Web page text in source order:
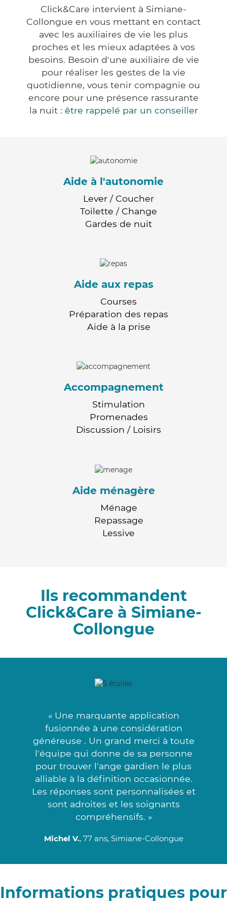
Click&Care intervient à Simiane-
Collongue en vous mettant en contact
avec les auxiliaires de vie les plus
proches et les mieux adaptées à vos
besoins. Besoin d'une auxiliaire de vie
pour réaliser les gestes de la vie
quotidienne, vous tenir compagnie ou
encore pour une présence rassurante
la nuit : être rappelé par un conseiller
Aide à l'autonomie
Lever / Coucher
Toilette / Change
Gardes de nuit
Aide aux repas
Courses
Préparation des repas
Aide à la prise
Accompagnement
Stimulation
Promenades
Discussion / Loisirs
Aide ménagère
Ménage
Repassage
Lessive
Ils recommandent
Click&Care à Simiane-
Collongue
« Une marquante application
fusionnée à une considération
généreuse . Un grand merci à toute
l'équipe qui donne de sa personne
pour trouver l'ange gardien le plus
alliable à la définition occasionnée.
Les réponses sont personnalisées et
sont adroites et les soignants
compréhensifs. »
Michel V., 77 ans, Simiane-Collongue
Informations pratiques pour